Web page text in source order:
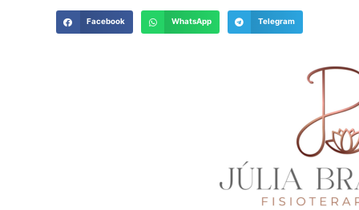
Facebook WhatsApp Telegram